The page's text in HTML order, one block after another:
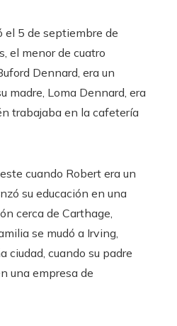
el 5 de septiembre de
el menor de cuatro
Dennard, era un
madre, Loma Dennard, era
trabajaba en la cafetería
cuando Robert era un
su educación en una
cerca de Carthage,
se mudó a Irving,
ciudad, cuando su padre
una empresa de